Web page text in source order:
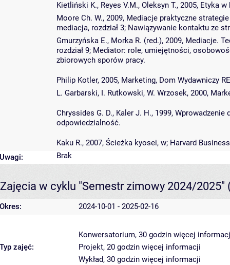
Kietliński K., Reyes V.M., Oleksyn T., 2005, Etyka
Moore Ch. W., 2009, Mediacje praktyczne
mediacja, rozdział 3; Nawiązywanie kontaktu ze
Gmurzyńska E., Morka R. (red.), 2009, Mediacje.
rozdział 9; Mediator: role, umiejętności,
zbiorowych sporów pracy.
Philip Kotler, 2005, Marketing, Dom Wydawniczy
L. Garbarski, I. Rutkowski, W. Wrzosek, 2000,
Chryssides G. D., Kaler J. H., 1999,
odpowiedzialność.
Kaku R., 2007, Ścieżka kyosei, w; Harvard
Uwagi:
Brak
Zajęcia w cyklu "Semestr zimowy 2024/2025"
Okres: 2024-10-01 - 2025-02-16
Typ zajęć:
Konwersatorium, 30 godzin więcej
Projekt, 20 godzin więcej informacji
Wykład, 30 godzin więcej informacji